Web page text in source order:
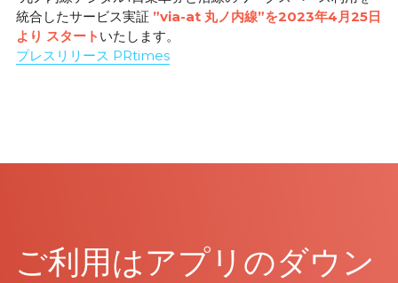
統合したサービス実証 ”via-at 丸ノ内線”を2023年4月25日
より スタート いたします。
プレスリリース PRtimes
ご利用はアプリのダウン